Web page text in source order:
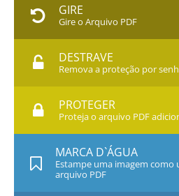
GIRE
Gire o Arquivo PDF
DESTRAVE
Remova a proteção por
PROTEGER
Proteja o arquivo PDF
MARCA D`ÁGUA
Estampe uma imagem como
arquivo PDF